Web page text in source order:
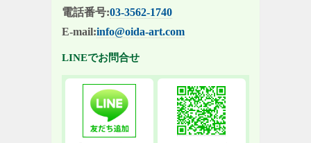
電話番号:03-3562-1740
E-mail:info@oida-art.com
LINEでお問合せ